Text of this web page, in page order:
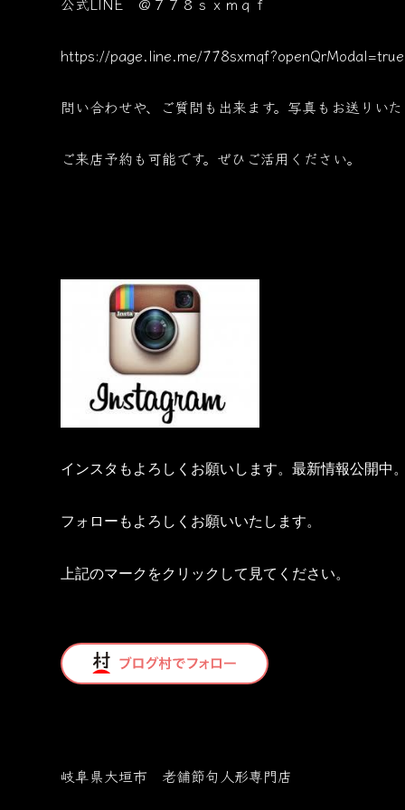
https://page.line.me/778sxmqf?openQrModal=true
問い合わせや、ご質問も出来ます。写真もお送りい
ご来店予約も可能です。ぜひご活用ください。
インスタもよろしくお願いします。最新情報公開中
フォローもよろしくお願いいたします。
上記のマークをクリックして見てください。
岐阜県大垣市 老舗節句人形専門店